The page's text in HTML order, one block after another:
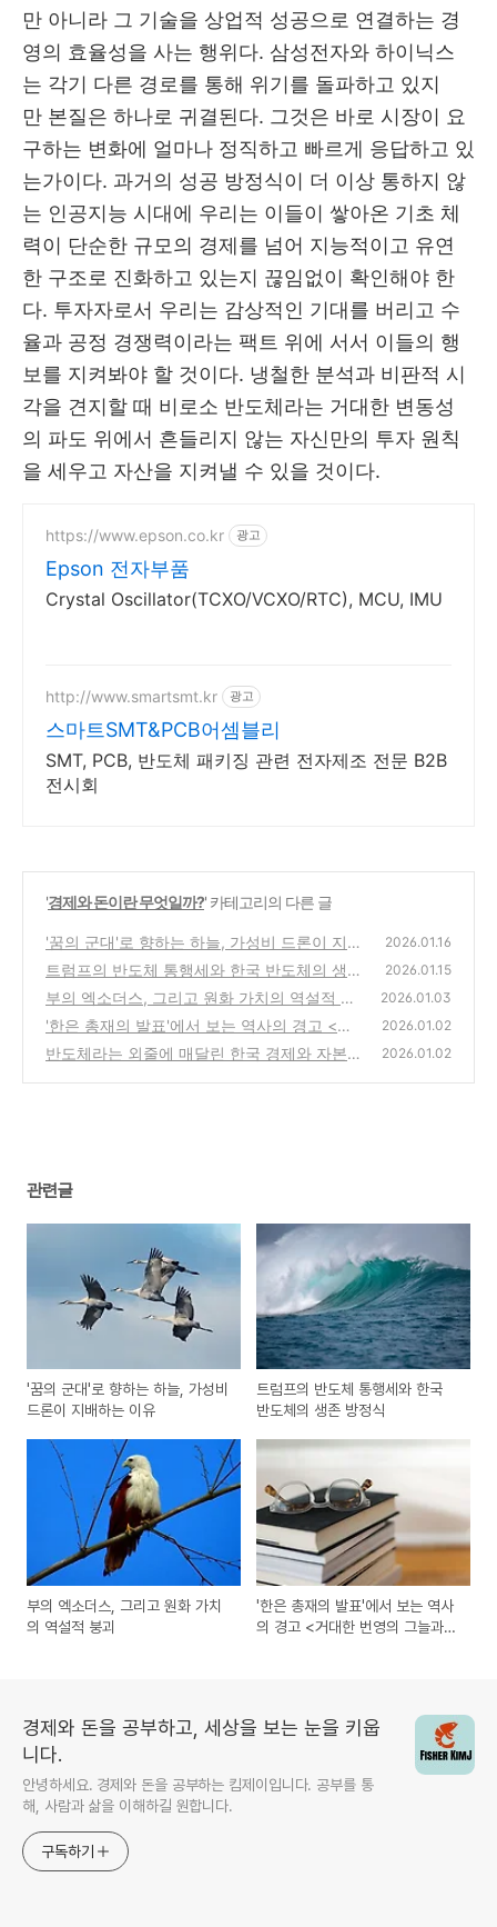
만 아니라 그 기술을 상업적 성공으로 연결하는 경
영의 효율성을 사는 행위다. 삼성전자와 하이닉스
는 각기 다른 경로를 통해 위기를 돌파하고 있지
만 본질은 하나로 귀결된다. 그것은 바로 시장이 요
구하는 변화에 얼마나 정직하고 빠르게 응답하고 있
는가이다. 과거의 성공 방정식이 더 이상 통하지 않
는 인공지능 시대에 우리는 이들이 쌓아온 기초 체
력이 단순한 규모의 경제를 넘어 지능적이고 유연
한 구조로 진화하고 있는지 끊임없이 확인해야 한
다. 투자자로서 우리는 감상적인 기대를 버리고 수
율과 공정 경쟁력이라는 팩트 위에 서서 이들의 행
보를 지켜봐야 할 것이다. 냉철한 분석과 비판적 시
각을 견지할 때 비로소 반도체라는 거대한 변동성
의 파도 위에서 흔들리지 않는 자신만의 투자 원칙
을 세우고 자산을 지켜낼 수 있을 것이다.
https://www.epson.co.kr 광고
Epson 전자부품
Crystal Oscillator(TCXO/VCXO/RTC), MCU, IMU
http://www.smartsmt.kr 광고
스마트SMT&PCB어셈블리
SMT, PCB, 반도체 패키징 관련 전자제조 전문 B2B
전시회
'경제와 돈이란 무엇일까?' 카테고리의 다른 글
'꿈의 군대'로 향하는 하늘, 가성비 드론이 지배
하는 이유
(1)
2026.01.16
트럼프의 반도체 통행세와 한국 반도체의 생존
방정식
(1)
2026.01.15
부의 엑소더스, 그리고 원화 가치의 역설적 붕
괴
(0)
2026.01.03
'한은 총재의 발표'에서 보는 역사의 경고 <거
대한 번영의 그늘과 몰락하는 내수>
(1)
2026.01.02
반도체라는 외줄에 매달린 한국 경제와 자본
2026.01.02
관련글
'꿈의 군대'로 향하는 하늘, 가성비
드론이 지배하는 이유
트럼프의 반도체 통행세와 한국
반도체의 생존 방정식
부의 엑소더스, 그리고 원화 가치
의 역설적 붕괴
'한은 총재의 발표'에서 보는 역사
의 경고 <거대한 번영의 그늘과
경제와 돈을 공부하고, 세상을 보는 눈을 키웁
니다.
안녕하세요. 경제와 돈을 공부하는 킴제이입니다. 공부를 통
해, 사람과 삶을 이해하길 원합니다.
구독하기